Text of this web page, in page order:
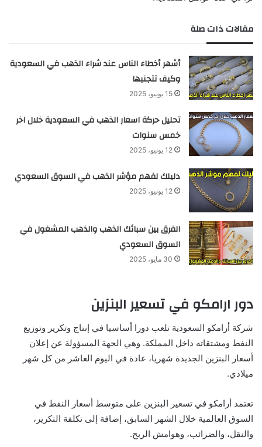
مقالات ذات صلة
أشهر أخطاء الناس عند شراء الذهب في السعودية
وكيف تتجنبها
15 يونيو، 2025
تحليل حركة اسعار الذهب في السعودية خلال اخر
خمس سنوات
12 يونيو، 2025
دليلك لفهم مؤشر الذهب في السوق السعودي
12 يونيو، 2025
الفرق بين سبائك الذهب والذهب المشغول في
السوق السعودي
30 مايو، 2025
دور ارامكو في تسعير البنزين
شركة أرامكو السعودية تلعب دورا أساسيا في إنتاج وتكرير وتوزيع
النفط ومشتقاته داخل المملكة. وهي الجهة المسؤولة عن إعلان
أسعار البنزين الجديدة شهريا، عادة في اليوم العاشر من كل شهر
ميلادي.
تعتمد أرامكو في تسعير البنزين على متوسط أسعار النفط في
السوق العالمية خلال الشهر السابق، إضافة إلى تكلفة التكرير،
والنقل، والضرائب، وهوامش الربح.